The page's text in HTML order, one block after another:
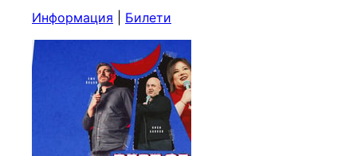
Информация
Билети